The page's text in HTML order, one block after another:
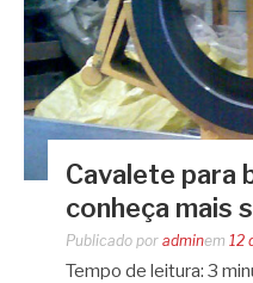
Cavalete para
conheça mais
Publicado por adminem 12
Tempo de leitura: 3